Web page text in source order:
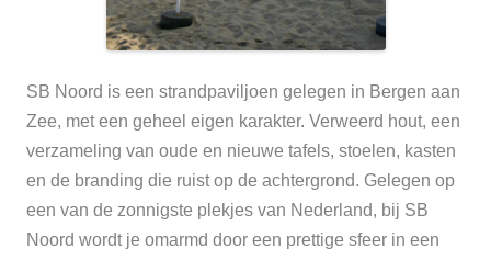
SB Noord is een strandpaviljoen gelegen in Bergen aan
Zee, met een geheel eigen karakter. Verweerd hout, een
verzameling van oude en nieuwe tafels, stoelen, kasten
en de branding die ruist op de achtergrond. Gelegen op
een van de zonnigste plekjes van Nederland, bij SB
Noord wordt je omarmd door een prettige sfeer in een